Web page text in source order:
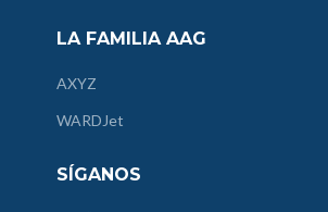
LA FAMILIA AAG
AXYZ
WARDJet
SÍGANOS